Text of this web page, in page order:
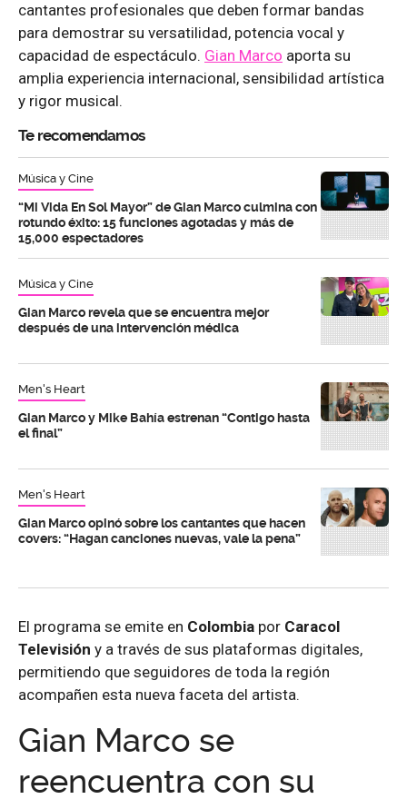
cantantes profesionales que deben formar bandas
para demostrar su versatilidad, potencia vocal y
capacidad de espectáculo. Gian Marco aporta su
amplia experiencia internacional, sensibilidad artística
y rigor musical.
Te recomendamos
Música y Cine
“Mi Vida En Sol Mayor” de Gian Marco culmina con
rotundo éxito: 15 funciones agotadas y más de
15,000 espectadores
Música y Cine
Gian Marco revela que se encuentra mejor
después de una intervención médica
Men's Heart
Gian Marco y Mike Bahía estrenan “Contigo hasta
el final”
Men's Heart
Gian Marco opinó sobre los cantantes que hacen
covers: “Hagan canciones nuevas, vale la pena”
El programa se emite en Colombia por Caracol
Televisión y a través de sus plataformas digitales,
permitiendo que seguidores de toda la región
acompañen esta nueva faceta del artista.
Gian Marco se
reencuentra con su